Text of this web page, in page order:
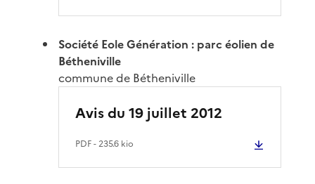
Société Eole Génération : parc éolien de
Bétheniville
commune de Bétheniville
Avis du 19 juillet 2012
PDF- 235.6 kio